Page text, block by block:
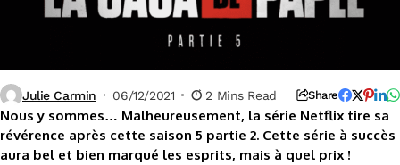
Julie Carmin 06/12/2021 2 Mins Read Share
Nous y sommes… Malheureusement, la série Netflix tire sa
révérence après cette saison 5 partie 2. Cette série à succès
aura bel et bien marqué les esprits, mais à quel prix !